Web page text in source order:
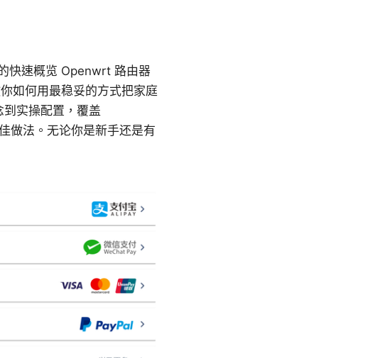
快速概览 Openwrt 路由器
如何用最稳妥的方式把家庭
实操配置，覆盖
做法。无论你是新手还是有